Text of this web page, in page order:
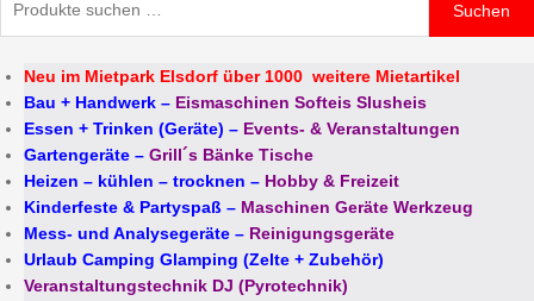
Suchen
Neu im Mietpark Elsdorf über 1000 weitere Mietartikel
Bau + Handwerk – Eismaschinen Softeis Slusheis
Essen + Trinken (Geräte) – Events- & Veranstaltungen
Gartengeräte – Grill´s Bänke Tische
Heizen – kühlen – trocknen – Hobby & Freizeit
Kinderfeste & Partyspaß – Maschinen Geräte Werkzeug
Mess- und Analysegeräte – Reinigungsgeräte
Urlaub Camping Glamping (Zelte + Zubehör)
Veranstaltungstechnik DJ (Pyrotechnik)